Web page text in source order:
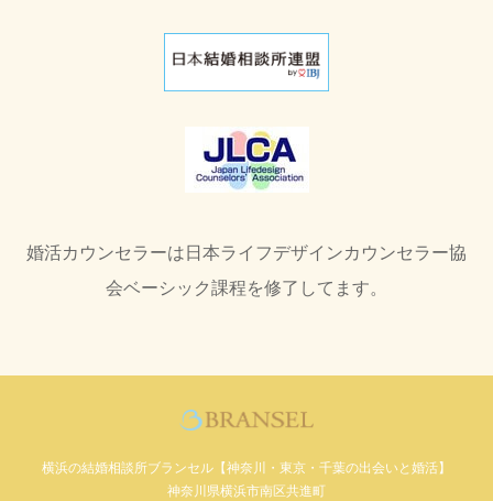
婚活カウンセラーは日本ライフデザインカウンセラー協
会ベーシック課程を修了してます。
横浜の結婚相談所ブランセル【神奈川・東京・千葉の出会いと婚活】
神奈川県横浜市南区共進町